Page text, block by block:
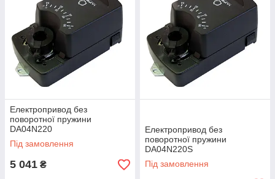
Електропривод без
поворотної пружини
DA04N220
Під замовлення
5 041 ₴
Електропривод без
поворотної пружини
DA04N220S
Під замовлення